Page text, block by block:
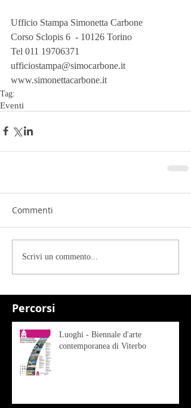
Percorsi
Ufficio Stampa Simonetta Carbone
Corso Sclopis 6  - 10126 Torino
Tel 011 19706371
ufficiostampa@simocarbone.it
www.simonettacarbone.it
Tag:
Eventi
Commenti
Scrivi un commento...
Luoghi - Biennale d'arte
contemporanea di Viterbo